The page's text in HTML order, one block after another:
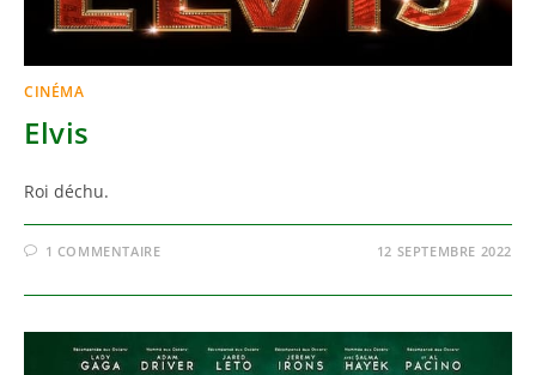
CINÉMA
Elvis
Roi déchu.
1 COMMENTAIRE 12 SEPTEMBRE 2022